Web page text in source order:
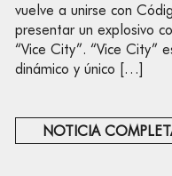
vuelve a unirse con
presentar un explosivo
“Vice City”. “Vice City”
dinámico y único […]
NOTICIA